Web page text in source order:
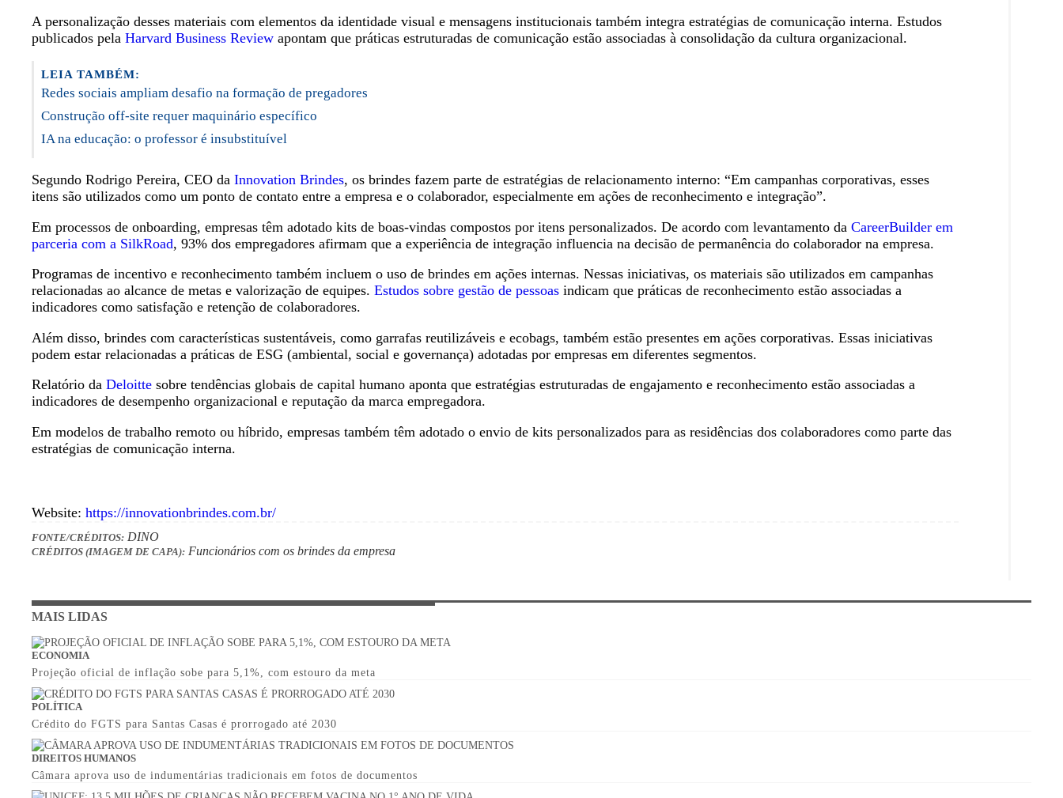
A personalização desses materiais com elementos da identidade visual e mensagens institucionais também integra estratégias de comunicação interna. Estudos
publicados pelaHarvard Business Review apontam que práticas estruturadas de comunicação estão associadas à consolidação da cultura organizacional.
LEIA TAMBÉM:
Redes sociais ampliam desafio na formação de pregadores
Construção off-site requer maquinário específico
IA na educação: o professor é insubstituível
Segundo Rodrigo Pereira, CEO daInnovation Brindes, os brindes fazem parte de estratégias de relacionamento interno: “Em campanhas corporativas, esses
itens são utilizados como um ponto de contato entre a empresa e o colaborador, especialmente em ações de reconhecimento e integração”.
Em processos de onboarding, empresas têm adotado kits de boas-vindas compostos por itens personalizados. De acordo com levantamento daCareerBuilder em
parceria com a SilkRoad, 93% dos empregadores afirmam que a experiência de integração influencia na decisão de permanência do colaborador na empresa.
Programas de incentivo e reconhecimento também incluem o uso de brindes em ações internas. Nessas iniciativas, os materiais são utilizados em campanhas
relacionadas ao alcance de metas e valorização de equipes.Estudos sobre gestão de pessoas indicam que práticas de reconhecimento estão associadas a
indicadores como satisfação e retenção de colaboradores.
Além disso, brindes com características sustentáveis, como garrafas reutilizáveis e ecobags, também estão presentes em ações corporativas. Essas iniciativas
podem estar relacionadas a práticas de ESG (ambiental, social e governança) adotadas por empresas em diferentes segmentos.
Relatório daDeloitte sobre tendências globais de capital humano aponta que estratégias estruturadas de engajamento e reconhecimento estão associadas a
indicadores de desempenho organizacional e reputação da marca empregadora.
Em modelos de trabalho remoto ou híbrido, empresas também têm adotado o envio de kits personalizados para as residências dos colaboradores como parte das
estratégias de comunicação interna.
Website:https://innovationbrindes.com.br/
FONTE/CRÉDITOS: DINO
CRÉDITOS (IMAGEM DE CAPA): Funcionários com os brindes da empresa
MAIS LIDAS
ECONOMIA
Projeção oficial de inflação sobe para 5,1%, com estouro da meta
POLÍTICA
Crédito do FGTS para Santas Casas é prorrogado até 2030
DIREITOS HUMANOS
Câmara aprova uso de indumentárias tradicionais em fotos de documentos